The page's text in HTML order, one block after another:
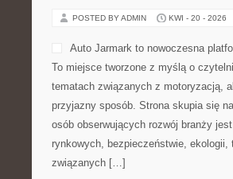
POSTED BY ADMIN KWI - 20 - 2026
Auto Jarmark to nowoczesna
To miejsce tworzone z myślą o
tematach związanych z motoryzacją,
przyjazny sposób. Strona skupia się
osób obserwujących rozwój branży
rynkowych, bezpieczeństwie,
związanych […]